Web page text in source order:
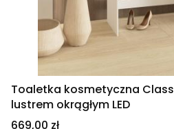
Toaletka kosmetyczna
lustrem okrągłym LED
Cena
669,00 zł